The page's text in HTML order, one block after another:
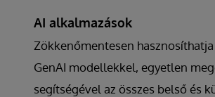
AI alkalmazások
Zökkenőmentesen
GenAI modellekkel, egyetlen
segítségével az összes belső és